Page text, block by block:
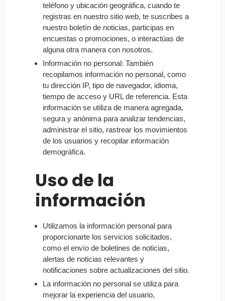
teléfono y ubicación geográfica, cuando te
registras en nuestro sitio web, te suscribes a
nuestro boletín de noticias, participas en
encuestas o promociones, o interactúas de
alguna otra manera con nosotros.
Información no personal: También
recopilamos información no personal, como
tu dirección IP, tipo de navegador, idioma,
tiempo de acceso y URL de referencia. Esta
información se utiliza de manera agregada,
segura y anónima para analizar tendencias,
administrar el sitio, rastrear los movimientos
de los usuarios y recopilar información
demográfica.
Uso de la
información
Utilizamos la información personal para
proporcionarte los servicios solicitados,
como el envío de boletines de noticias,
alertas de noticias relevantes y
notificaciones sobre actualizaciones del sitio.
La información no personal se utiliza para
mejorar la experiencia del usuario,